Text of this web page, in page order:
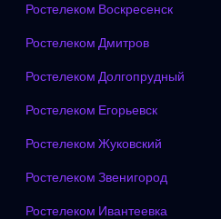
Ростелеком Воскресенск
Ростелеком Дмитров
Ростелеком Долгопрудный
Ростелеком Егорьевск
Ростелеком Жуковский
Ростелеком Звенигород
Ростелеком Ивантеевка